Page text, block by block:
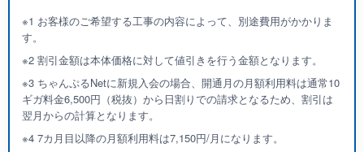
※1 お客様のご希望する工事の内容によって、別途費用がかかりま
す。
※2 割引金額は本体価格に対して値引きを行う金額となります。
※3 ちゃんぷるNetに新規入会の場合、開通月の月額利用料は通常10
ギガ料金6,500円（税抜）から日割りでの請求となるため、割引は
翌月からの計算となります。
※4 7カ月目以降の月額利用料は7,150円/月になります。